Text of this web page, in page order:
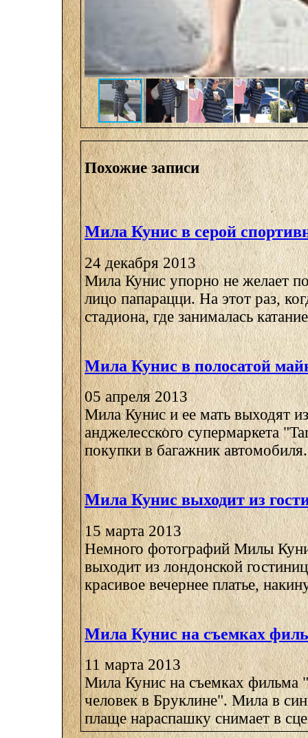
Похожие записи
Мила Кунис в серой
24 декабря 2013
Мила Кунис упорно не желает
лицо папарацци. На этот раз,
стадиона, где занималась
Мила Кунис в полосатой
05 апреля 2013
Мила Кунис и ее мать выходят
анджелесского супермаркета
покупки в багажник
Мила Кунис выходит из
15 марта 2013
Немного фотографий Милы
выходит из лондонской
красивое вечернее платье,
Мила Кунис на съемках
11 марта 2013
Мила Кунис на съемках фильма
человек в Бруклине". Мила в
плаще нараспашку снимает в